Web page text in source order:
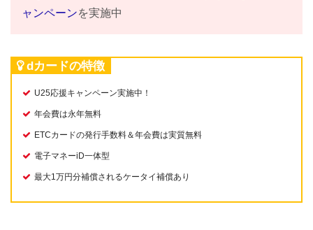
ャンペーンを実施中
dカードの特徴
U25応援キャンペーン実施中！
年会費は永年無料
ETCカードの発行手数料＆年会費は実質無料
電子マネーiD一体型
最大1万円分補償されるケータイ補償あり